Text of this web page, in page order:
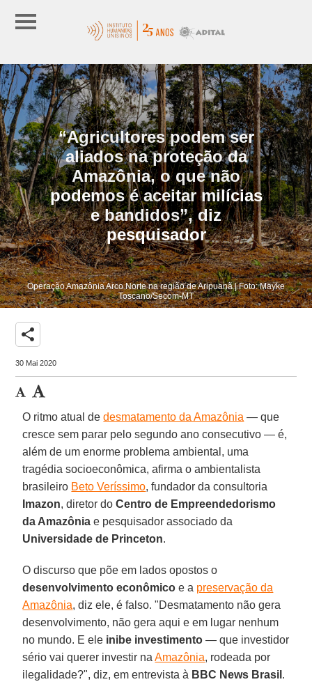
“Agricultores podem ser
aliados na proteção da
Amazônia, o que não
podemos é aceitar milícias
e bandidos”, diz
pesquisador
Operação Amazônia Arco Norte na região de Aripuanã | Foto: Mayke
Toscano/Secom-MT
share
30 Mai 2020
O ritmo atual dedesmatamento da Amazônia — que
cresce sem parar pelo segundo ano consecutivo — é,
além de um enorme problema ambiental, uma
tragédia socioeconômica, afirma o ambientalista
brasileiro Beto Veríssimo, fundador da consultoria
Imazon, diretor doCentro de Empreendedorismo
da Amazônia e pesquisador associado da
Universidade de Princeton.
O discurso que põe em lados opostos o
desenvolvimento econômico e a preservação da
Amazônia, diz ele, é falso. "Desmatamento não gera
desenvolvimento, não gera aqui e em lugar nenhum
no mundo. E ele inibe investimento — que investidor
sério vai querer investir naAmazônia, rodeada por
ilegalidade?", diz, em entrevista à BBC News Brasil .